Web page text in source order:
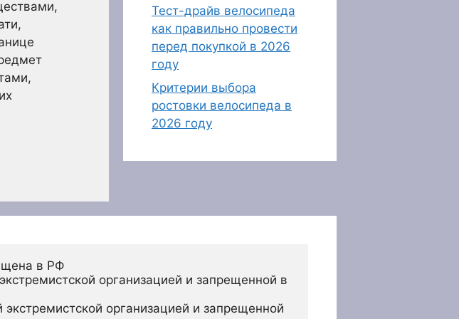
Тест-драйв велосипеда
как правильно провести
перед покупкой в 2026
году
Критерии выбора
ростовки велосипеда в
2026 году
в РФ
организацией и запрещенной в
организацией и запрещенной